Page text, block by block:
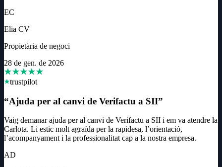
EC
Elia CV
Propietària de negoci
28 de gen. de 2026
trustpilot
“Ajuda per al canvi de Verifactu a SII”
Vaig demanar ajuda per al canvi de Verifactu a SII i em va atendre la
Carlota. Li estic molt agraïda per la rapidesa, l’orientació,
l’acompanyament i la professionalitat cap a la nostra empresa.
AD